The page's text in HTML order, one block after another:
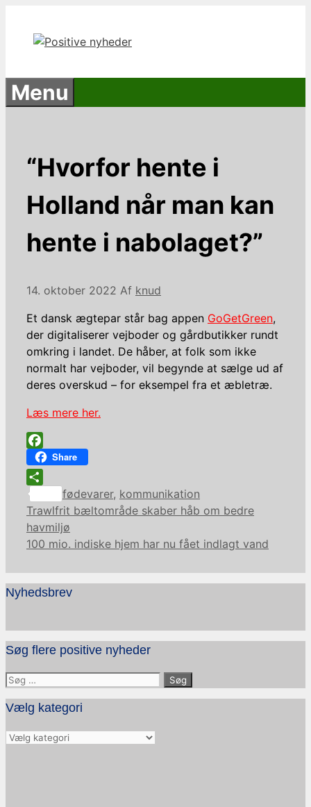
indhold
Menu
“Hvorfor hente i
Holland når man kan
hente i nabolaget?”
14. oktober 2022 Af knud
Et dansk ægtepar står bag appen GoGetGreen,
der digitaliserer vejboder og gårdbutikker rundt
omkring i landet. De håber, at folk som ikke
normalt har vejboder, vil begynde at sælge ud af
deres overskud – for eksempel fra et æbletræ.
Læs mere her.
Facebook
Share
Share
Kategorier
fødevarer, kommunikation
Trawlfrit bæltområde skaber håb om bedre
havmiljø
100 mio. indiske hjem har nu fået indlagt vand
Nyhedsbrev
Søg flere positive nyheder
Søg
efter:
Vælg kategori
Vælg